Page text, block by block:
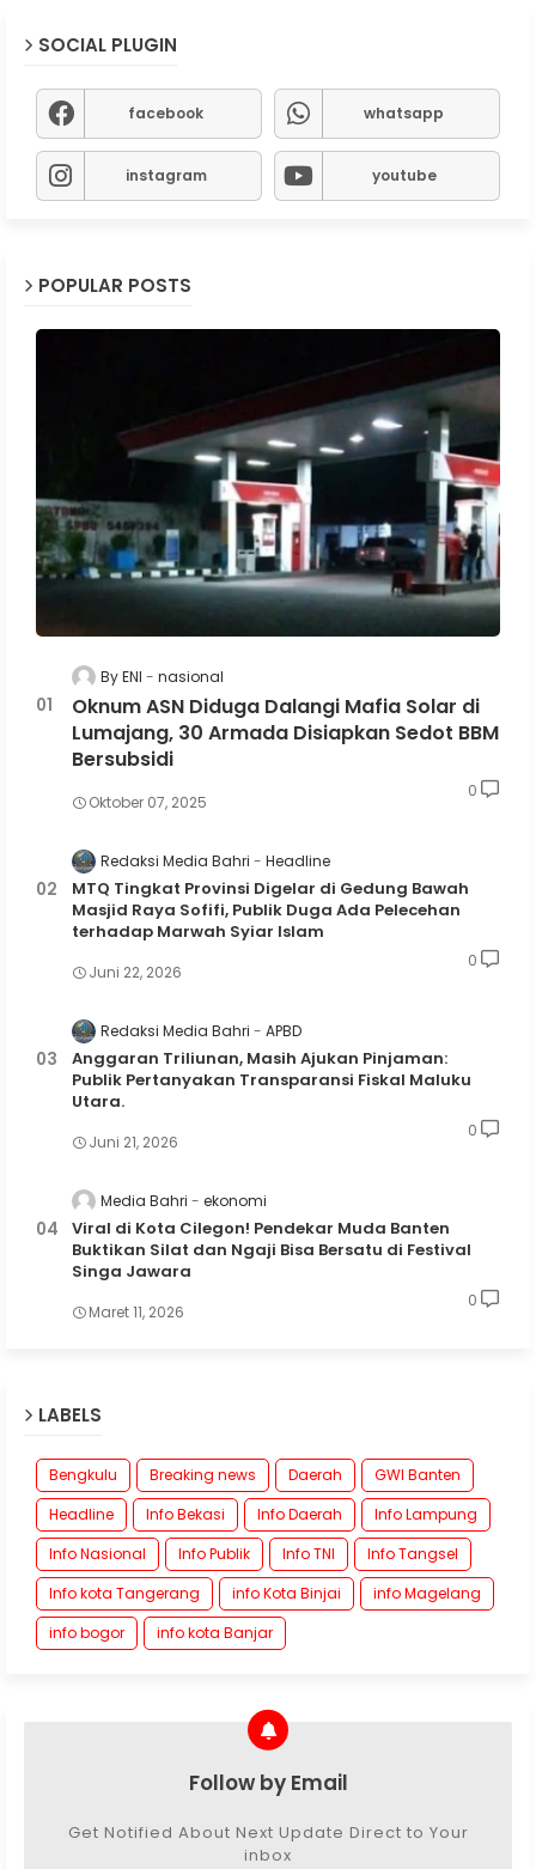
SOCIAL PLUGIN
facebook whatsapp
instagram youtube
POPULAR POSTS
By ENI nasional
Oknum ASN Diduga Dalangi Mafia Solar di
Lumajang, 30 Armada Disiapkan Sedot BBM
Bersubsidi
Oktober 07, 2025
0
Redaksi Media Bahri Headline
MTQ Tingkat Provinsi Digelar di Gedung Bawah
Masjid Raya Sofifi, Publik Duga Ada Pelecehan
terhadap Marwah Syiar Islam
Juni 22, 2026
0
Redaksi Media Bahri APBD
Anggaran Triliunan, Masih Ajukan Pinjaman:
Publik Pertanyakan Transparansi Fiskal Maluku
Utara.
Juni 21, 2026
0
Media Bahri ekonomi
Viral di Kota Cilegon! Pendekar Muda Banten
Buktikan Silat dan Ngaji Bisa Bersatu di Festival
Singa Jawara
Maret 11, 2026
0
LABELS
Bengkulu Breaking news Daerah
GWI Banten
Headline
Info Bekasi Info Daerah
Info Lampung
Info Nasional
Info Publik Info TNI
Info Tangsel
Info kota Tangerang
info Kota Binjai
info Magelang
info bogor
info kota Banjar
Follow by Email
Get Notified About Next Update Direct to Your
inbox